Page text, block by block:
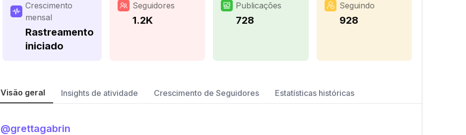
Crescimento
mensal
Rastreamento
iniciado
Seguidores
1.2K
Publicações
728
Seguindo
928
Visão geral Insights de atividade Crescimento de Seguidores Estatísticas históricas
@grettagabrin